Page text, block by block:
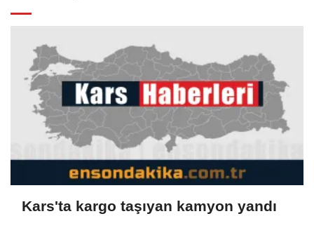
Kars'ta kargo taşıyan kamyon yandı